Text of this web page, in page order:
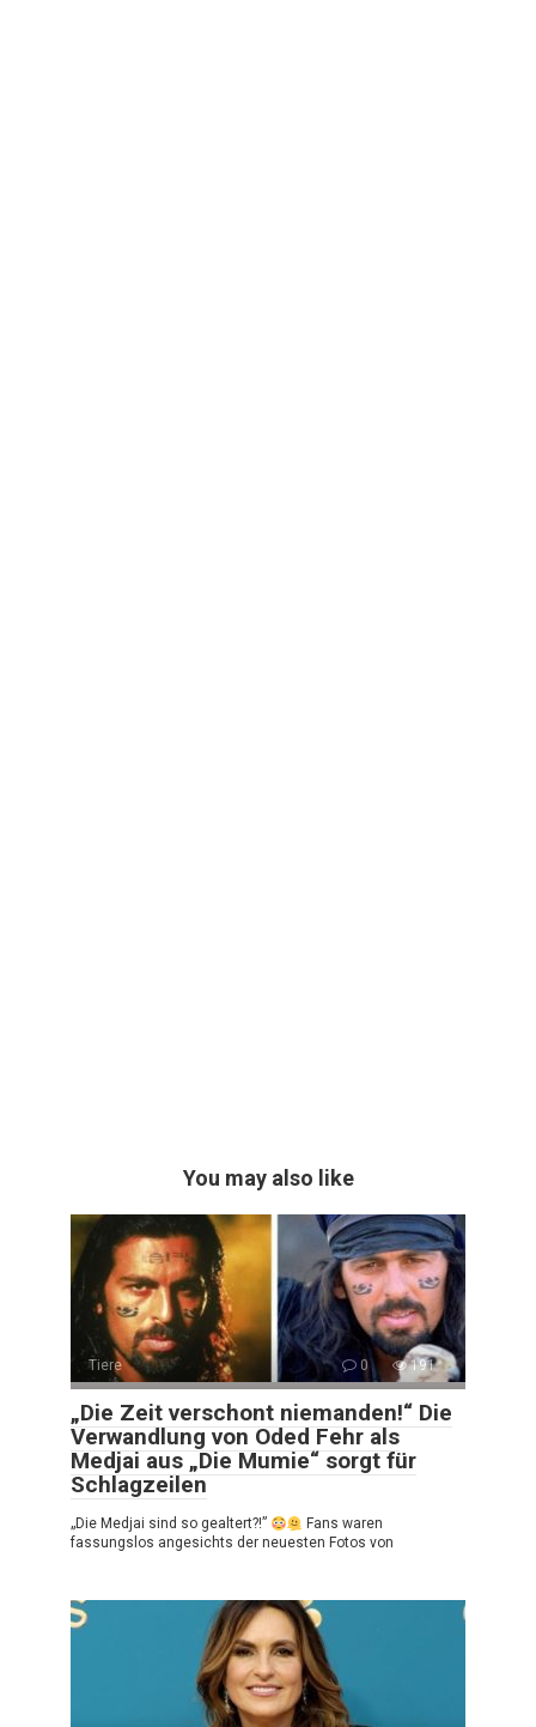
You may also like
Tiere 0 191
„Die Zeit verschont niemanden!“ Die
Verwandlung von Oded Fehr als
Medjai aus „Die Mumie“ sorgt für
Schlagzeilen
„Die Medjai sind so gealtert?!”
Fans waren
fassungslos angesichts der neuesten Fotos von